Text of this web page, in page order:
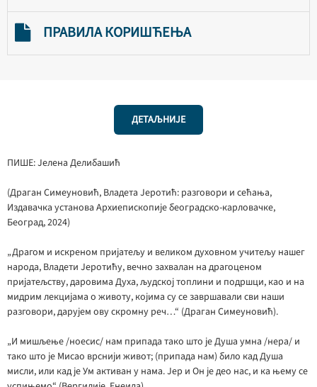
ПРАВИЛА КОРИШЋЕЊА
ДЕТАЉНИЈЕ
ПИШЕ: Јелена Делибашић
(Драган Симеуновић, Владета Јеротић: разговори и сећања,
Издавачка установа Архиепископије београдско-карловачке,
Београд, 2024)
„Драгом и искреном пријатељу и великом духовном учитељу нашег
народа, Владети Јеротићу, вечно захвалан на драгоценом
пријатељству, даровима Духа, људској топлини и подршци, као и на
мидрим лекцијама о животу, којима су се завршавали сви наши
разговори, дарујем ову скромну реч…“ (Драган Симеуновић).
„И мишљење /ноесис/ нам припада тако што је Душа умна /нера/ и
тако што је Мисао врснији живот; (припада нам) било кад Душа
мисли, или кад је Ум активан у нама. Јер и Он је део нас, и ка њему се